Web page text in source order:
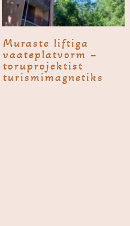
Muraste liftiga
vaateplat­vorm –
toruprojektist
turismi­magnetiks